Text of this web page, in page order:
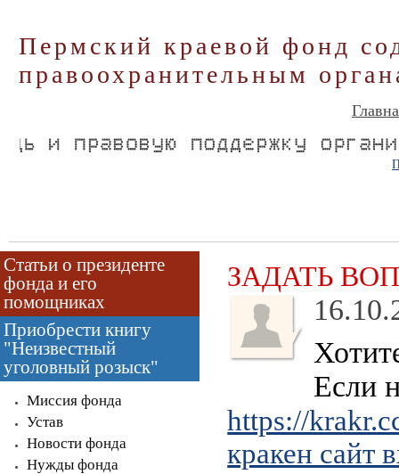
Пермский краевой фонд
правоохранительным
Статьи о президенте
фонда и его
помощниках
Приобрести книгу
"Неизвестный
уголовный розыск"
Миссия фонда
Устав
Новости фонда
Нужды фонда
ЗАДАТЬ
Если
https://
кракен сайт